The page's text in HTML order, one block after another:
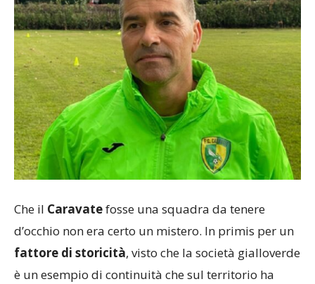
Che il Caravatefosse una squadra da tenere
d’occhio non era certo un mistero. In primis per un
fattore di storicità, visto che la società gialloverde
è un esempio di continuità che sul territorio ha